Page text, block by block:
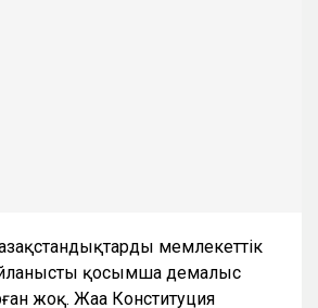
мемлекеттік
қосымша демалыс
жоқ. Жаңа Конституция